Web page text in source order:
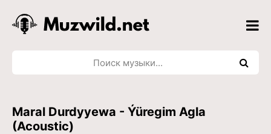
Maral Durdyyewa - Ýüregim Agla
(Acoustic)